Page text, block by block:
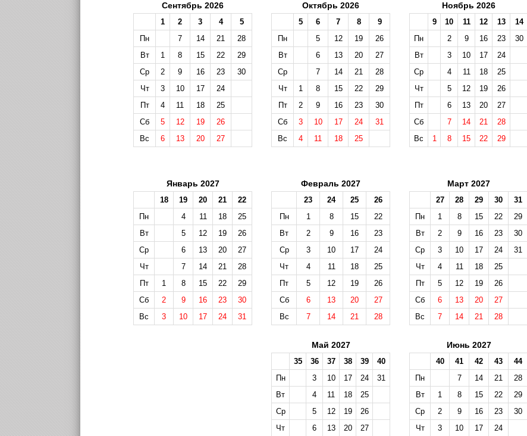
Сентябрь 2026
1 2 3 4
5
Пн
7 14 21
28
Вт
1 8 15 22
29
Ср
2 9 16 23
30
Чт
3 10 17
24
Пт
4 11 18
25
Сб
5 12 19
26
Вс
6 13 20 27
Октябрь 2026
5 6 7 8
9
Пн
5 12 19
26
Вт
6 13 20
27
Ср
7 14 21
28
Чт
1 8 15 22
29
Пт
2 9 16 23
30
Сб
3 10 17 24
31
Вс
4 11 18 25
Ноябрь 2026
9 10 11 12 13
14
Пн
2 9 16 23
30
Вт
3 10 17
24
Ср
4 11 18
25
Чт
5 12 19
26
Пт
6 13 20
27
Сб
7 14 21
28
Вс
1 8 15 22 29
Январь 2027
18 19 20 21
22
Пн
4 11 18
25
Вт
5 12 19
26
Ср
6 13 20
27
Чт
7 14 21
28
Пт
1 8 15 22
29
Сб
2 9 16 23
30
Вс
3 10 17 24 31
Февраль 2027
23 24 25
26
Пн
1 8 15
22
Вт
2 9 16
23
Ср
3 10 17
24
Чт
4 11 18
25
Пт
5 12 19
26
Сб
6 13 20
27
Вс
7 14 21 28
Март 2027
27 28 29 30
31
Пн
1 8 15 22
29
Вт
2 9 16 23
30
Ср
3 10 17 24
31
Чт
4 11 18
25
Пт
5 12 19
26
Сб
6 13 20
27
Вс
7 14 21 28
Май 2027
35 36 37 38 39
40
Пн
3 10 17 24
31
Вт
4 11 18
25
Ср
5 12 19
26
Чт
6 13 20 27
Июнь 2027
40 41 42 43
44
Пн
7 14 21
28
Вт
1 8 15 22
29
Ср
2 9 16 23
30
Чт
3 10 17 24